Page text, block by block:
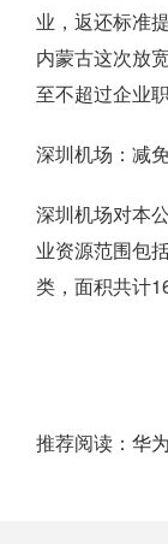
业，返还标准
内蒙古这次放
至不超过企业
深圳机场：减
深圳机场对本
业资源范围包
类，面积共计
推荐阅读： 华